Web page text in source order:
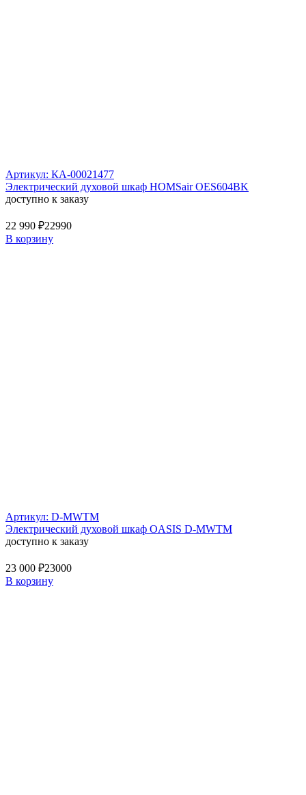
Артикул: КА-00021477
Электрический духовой шкаф HOMSair OES604BK
доступно к заказу
22 990 ₽22990
В корзину
Артикул: D-MWTM
Электрический духовой шкаф OASIS D-MWTM
доступно к заказу
23 000 ₽23000
В корзину